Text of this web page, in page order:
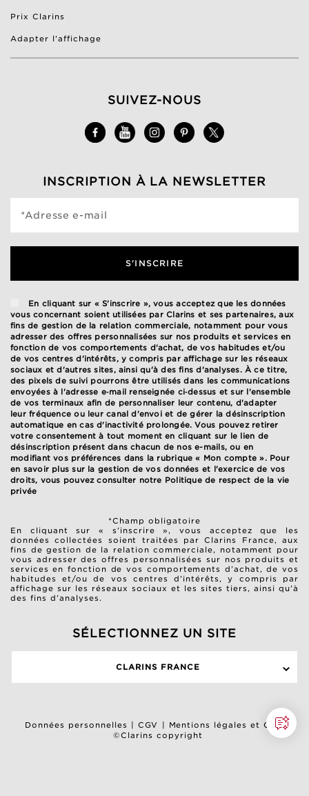
Prix Clarins
Adapter l'affichage
SUIVEZ-NOUS
INSCRIPTION À LA NEWSLETTER
*Adresse e-mail
S'INSCRIRE
En cliquant sur « S'inscrire », vous acceptez que les données
vous concernant soient utilisées par Clarins et ses partenaires, aux
fins de gestion de la relation commerciale, notamment pour vous
adresser des offres personnalisées sur nos produits et services en
fonction de vos comportements d'achat, de vos habitudes et/ou
de vos centres d'intérêts, y compris par affichage sur les réseaux
sociaux et d'autres sites, ainsi qu'à des fins d'analyses. À ce titre,
des pixels de suivi pourrons être utilisés dans les communications
envoyées à l'adresse e‑mail renseignée ci‑dessus et sur l'ensemble
de vos terminaux afin de personnaliser leur contenu, d'adapter
leur fréquence ou leur canal d'envoi et de gérer la désinscription
automatique en cas d'inactivité prolongée. Vous pouvez retirer
votre consentement à tout moment en cliquant sur le lien de
désinscription présent dans chacun de nos e-mails, ou en
modifiant vos préférences dans la rubrique « Mon compte ». Pour
en savoir plus sur la gestion de vos données et l'exercice de vos
droits, vous pouvez consulter notre Politique de respect de la vie
privée
*Champ obligatoire
En cliquant sur « s’inscrire », vous acceptez que les
données collectées soient traitées par Clarins France, aux
fins de gestion de la relation commerciale, notamment pour
vous adresser des offres personnalisées sur nos produits et
services en fonction de vos comportements d’achat, de vos
habitudes et/ou de vos centres d’intérêts, y compris par
affichage sur les réseaux sociaux et les sites tiers, ainsi qu’à
des fins d’analyses.
SÉLECTIONNEZ UN SITE
CLARINS FRANCE
Données personnelles | CGV | Mentions légales et CGU
©Clarins copyright